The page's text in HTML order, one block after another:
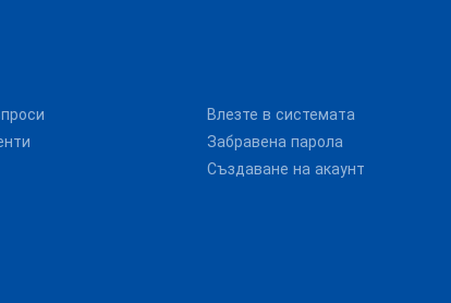
Влезте в системата
Забравена парола
Създаване на акаунт